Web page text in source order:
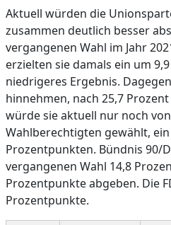
Aktuell würden die
zusammen deutlich besser
vergangenen Wahl im Jahr
erzielten sie damals ein um
niedrigeres Ergebnis.
hinnehmen, nach 25,7
würde sie aktuell nur noch
Wahlberechtigten gewählt,
Prozentpunkten. Bündnis 90/
vergangenen Wahl 14,8
Prozentpunkte abgeben. Die
Prozentpunkte.